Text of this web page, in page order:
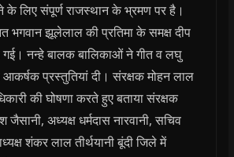
के लिए संपूर्ण राजस्थान के भ्रमण पर है।
भगवान झूलेलाल की प्रतिमा के समक्ष दीप
नन्हे बालक बालिकाओं ने गीत व लघु
आकर्षक प्रस्तुतियां दी। संरक्षक मोहन लाल
की घोषणा करते हुए बताया संरक्षक
जैसानी, अध्यक्ष धर्मदास नारवानी, सचिव
शंकर लाल तीर्थयानी बूंदी जिले में